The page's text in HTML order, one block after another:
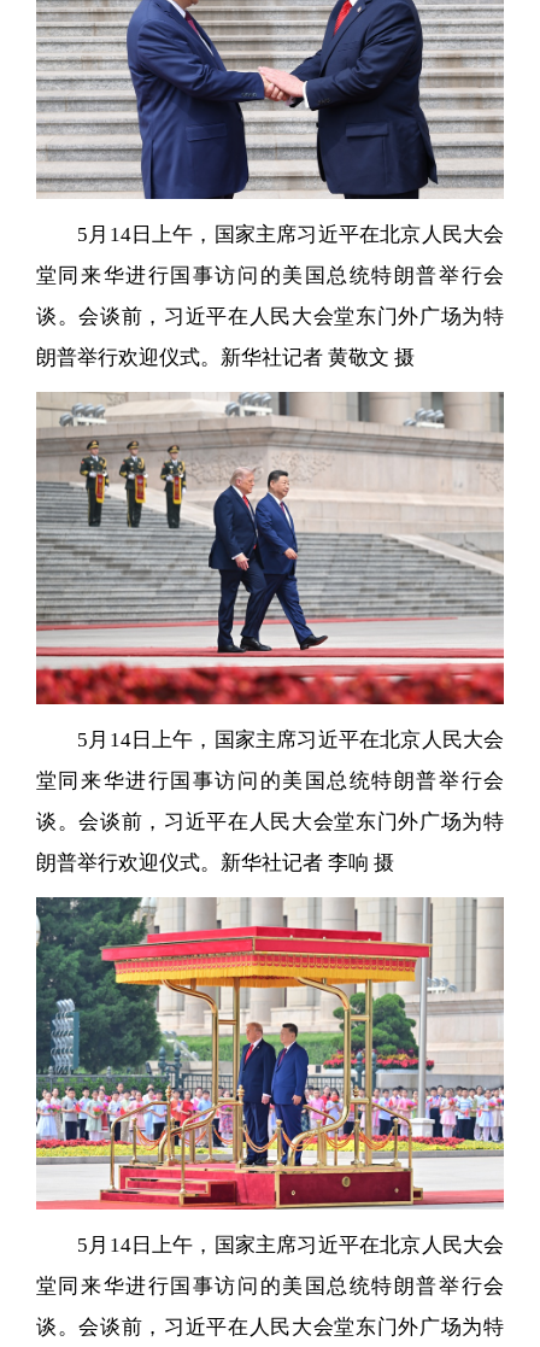
5月14日上午，国家主席习近平在北京人民大会
堂同来华进行国事访问的美国总统特朗普举行会
谈。会谈前，习近平在人民大会堂东门外广场为特
朗普举行欢迎仪式。新华社记者 黄敬文 摄
5月14日上午，国家主席习近平在北京人民大会
堂同来华进行国事访问的美国总统特朗普举行会
谈。会谈前，习近平在人民大会堂东门外广场为特
朗普举行欢迎仪式。新华社记者 李响 摄
5月14日上午，国家主席习近平在北京人民大会
堂同来华进行国事访问的美国总统特朗普举行会
谈。会谈前，习近平在人民大会堂东门外广场为特